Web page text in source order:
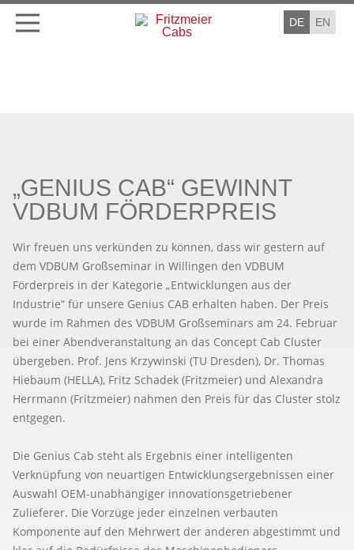
DE EN
„GENIUS CAB“ GEWINNT
VDBUM FÖRDERPREIS
Wir freuen uns verkünden zu können, dass wir gestern auf
dem VDBUM Großseminar in Willingen den VDBUM
Förderpreis in der Kategorie „Entwicklungen aus der
Industrie“ für unsere Genius CAB erhalten haben. Der Preis
wurde im Rahmen des VDBUM Großseminars am 24. Februar
bei einer Abendveranstaltung an das Concept Cab Cluster
übergeben. Prof. Jens Krzywinski (TU Dresden), Dr. Thomas
Hiebaum (HELLA), Fritz Schadek (Fritzmeier) und Alexandra
Herrmann (Fritzmeier) nahmen den Preis für das Cluster stolz
entgegen.
Die Genius Cab steht als Ergebnis einer intelligenten
Verknüpfung von neuartigen Entwicklungsergebnissen einer
Auswahl OEM-unabhängiger innovationsgetriebener
Zulieferer. Die Vorzüge jeder einzelnen verbauten
Komponente auf den Mehrwert der anderen abgestimmt und